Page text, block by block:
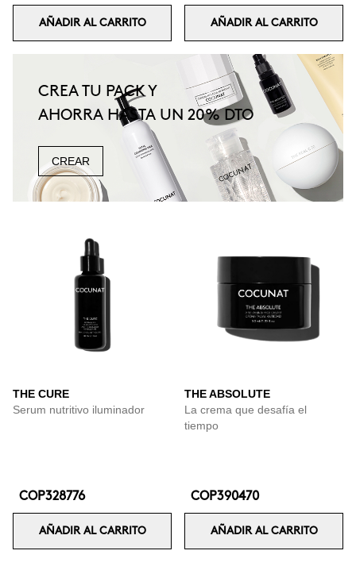
AÑADIR AL CARRITO AÑADIR AL CARRITO
CREA TU PACK Y
AHORRA HASTA UN 20% DTO
CREAR
THE CURE
Serum nutritivo iluminador
COP328776
AÑADIR AL CARRITO
THE ABSOLUTE
La crema que desafía el
tiempo
COP390470
AÑADIR AL CARRITO